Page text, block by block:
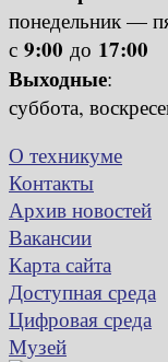
понедельник —
с 9:00 до 17:00
Выходные:
суббота,
О техникуме
Контакты
Архив новостей
Вакансии
Карта сайта
Доступная среда
Цифровая среда
Музей